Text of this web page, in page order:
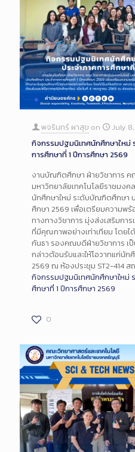
พจรินทร์ ผาสุข on
July
กิจกรรมปฐมนิเทศนักศึกษาใหม่
การศึกษาที่ 1 ปีการศึกษา 2569
งานบัณฑิตศึกษา ฝ่ายวิชาการ ค
มหาวิทยาลัยเทคโนโลยีราชมง
นักศึกษาใหม่ ระดับบัณฑิตศึกษา
ศึกษา 2569 เพื่อเตรียมความพ
ทางทางวิชาการ มุ่งส่งเสริมกา
ที่มีคุณภาพอย่างเท่าเทียม โดย
กันธา รองคณบดีฝ่ายวิชาการ เ
กล่าวต้อนรับและให้โอวาทแก่นัก
2569 ณ ห้องประชุม ST2-414 ส
กิจกรรมปฐมนิเทศนักศึกษาใหม่
ศึกษาที่ 1 ปีการศึกษา 2569
0